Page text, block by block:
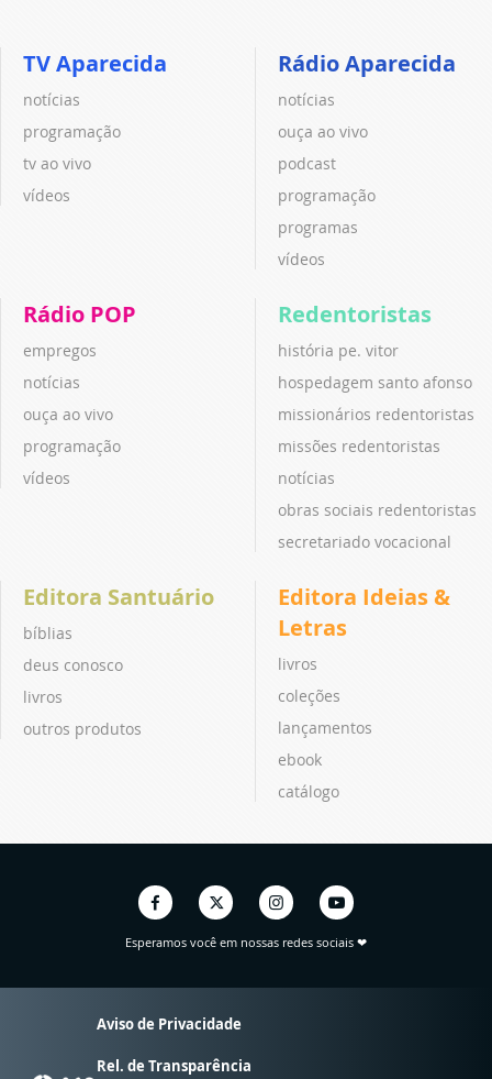
TV Aparecida
notícias
programação
tv ao vivo
vídeos
Rádio Aparecida
notícias
ouça ao vivo
podcast
programação
programas
vídeos
Rádio POP
empregos
notícias
ouça ao vivo
programação
vídeos
Redentoristas
história pe. vitor
hospedagem santo afonso
missionários redentoristas
missões redentoristas
notícias
obras sociais redentoristas
secretariado vocacional
Editora Santuário
bíblias
deus conosco
livros
outros produtos
Editora Ideias &
Letras
livros
coleções
lançamentos
ebook
catálogo
Esperamos você em nossas redes sociais ❤
Aviso de Privacidade
Rel. de Transparência